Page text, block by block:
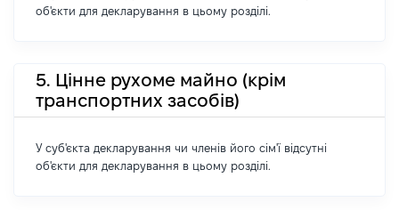
об'єкти для декларування в цьому розділі.
5. Цінне рухоме майно (крім
транспортних засобів)
У суб'єкта декларування чи членів його сім'ї відсутні
об'єкти для декларування в цьому розділі.